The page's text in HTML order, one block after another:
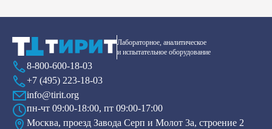
Лабораторное, аналитическое
и испытательное оборудование
8-800-600-18-03
+7 (495) 223-18-03
info@tirit.org
пн-чт 09:00-18:00, пт 09:00-17:00
Москва, проезд Завода Серп и Молот 3а, строение 2